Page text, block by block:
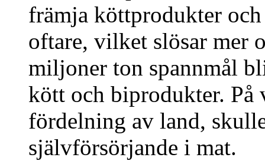
främja köttprodukter
oftare, vilket slösar mer
miljoner ton spannmål
kött och biprodukter. På
fördelning av land,
självförsörjande i mat.